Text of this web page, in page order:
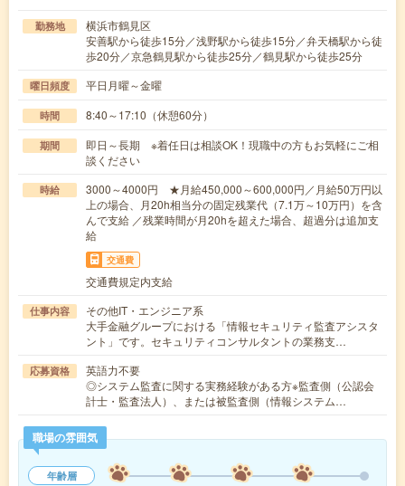
勤務地
横浜市鶴見区
安善駅から徒歩15分／浅野駅から徒歩15分／弁天橋駅から徒
歩20分／京急鶴見駅から徒歩25分／鶴見駅から徒歩25分
曜日頻度 平日月曜～金曜
時間 8:40～17:10（休憩60分）
期間
即日～長期 ※着任日は相談OK！現職中の方もお気軽にご相
談ください
時給
3000～4000円 ★月給450,000～600,000円／月給50万円以
上の場合、月20h相当分の固定残業代（7.1万～10万円）を含
んで支給 ／残業時間が月20hを超えた場合、超過分は追加支
給
交通費
交通費規定内支給
仕事内容
その他IT・エンジニア系
大手金融グループにおける「情報セキュリティ監査アシスタ
ント」です。セキュリティコンサルタントの業務支…
応募資格
英語力不要
◎システム監査に関する実務経験がある方※監査側（公認会
計士・監査法人）、または被監査側（情報システム…
職場の雰囲気
年齢層